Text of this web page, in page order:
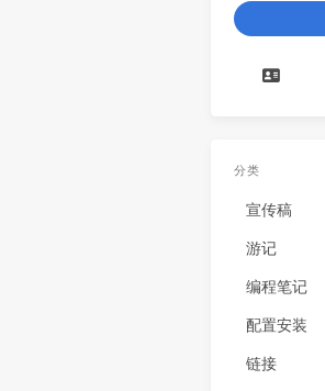
分类
宣传稿
游记
编程笔记
配置安装
链接